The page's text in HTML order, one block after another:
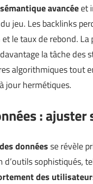
avancéeet
jeu. Les backlinks
et le taux de rebond.
la tâche des
algorithmiques tout
jour hermétiques.
:
donnéesse révèle
d’outils sophistiqués,
des